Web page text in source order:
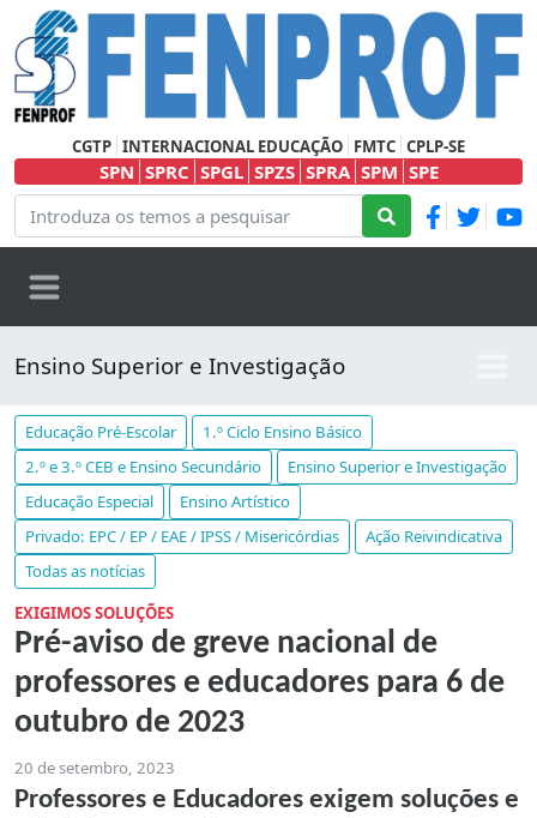
CGTP INTERNACIONAL EDUCAÇÃO FMTC CPLP-SE
SPN SPRC SPGL SPZS SPRA SPM SPE
Ensino Superior e Investigação
Educação Pré-Escolar
1.º Ciclo Ensino Básico
2.º e 3.º CEB e Ensino Secundário
Ensino Superior e Investigação
Educação Especial
Ensino Artístico
Privado: EPC / EP / EAE / IPSS / Misericórdias
Ação Reivindicativa
Todas as notícias
EXIGIMOS SOLUÇÕES
Pré-aviso de greve nacional de
professores e educadores para 6 de
outubro de 2023
20 de setembro, 2023
Professores e Educadores exigem soluções e